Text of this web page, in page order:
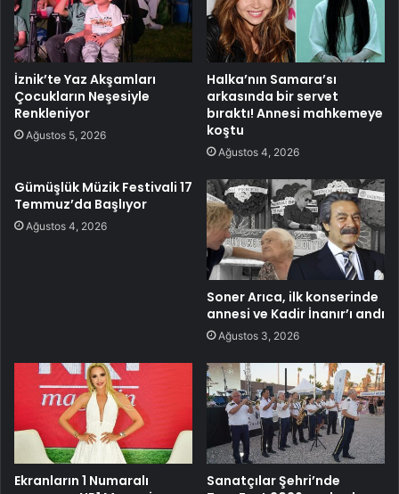
İznik’te Yaz Akşamları
Çocukların Neşesiyle
Renkleniyor
Ağustos 5, 2026
Halka’nın Samara’sı
arkasında bir servet
bıraktı! Annesi mahkemeye
koştu
Ağustos 4, 2026
Gümüşlük Müzik Festivali 17
Temmuz’da Başlıyor
Ağustos 4, 2026
Soner Arıca, ilk konserinde
annesi ve Kadir İnanır’ı andı
Ağustos 3, 2026
Ekranların 1 Numaralı
Sanatçılar Şehri’nde